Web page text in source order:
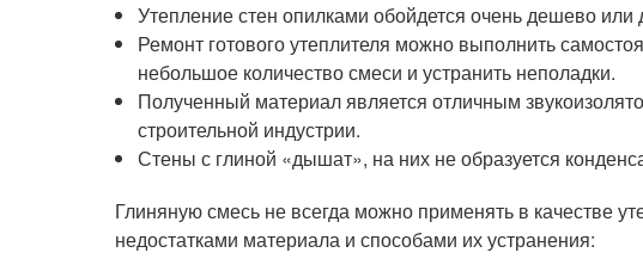
Утепление стен опилками обойдется очень дешево или
Ремонт готового утеплителя можно выполнить
небольшое количество смеси и устранить неполадки.
Полученный материал является отличным
строительной индустрии.
Стены с глиной «дышат», на них не образуется
Глиняную смесь не всегда можно применять в качестве
недостатками материала и способами их устранения: